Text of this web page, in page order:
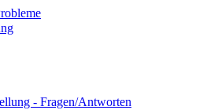
- Fragen/Antworten